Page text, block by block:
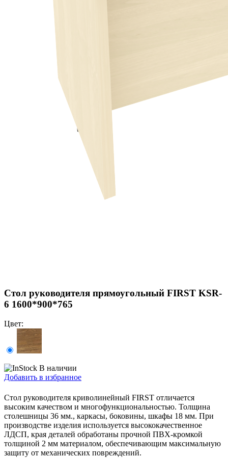
Стол руководителя прямоугольный FIRST KSR-
6 1600*900*765
Цвет:
В наличии
Добавить в избранное
Стол руководителя криволинейный FIRST отличается
высоким качеством и многофункциональностью. Толщина
столешницы 36 мм., каркасы, боковины, шкафы 18 мм. При
производстве изделия используется высококачественное
ЛДСП, края деталей обработаны прочной ПВХ-кромкой
толщиной 2 мм материалом, обеспечивающим максимальную
защиту от механических повреждений.